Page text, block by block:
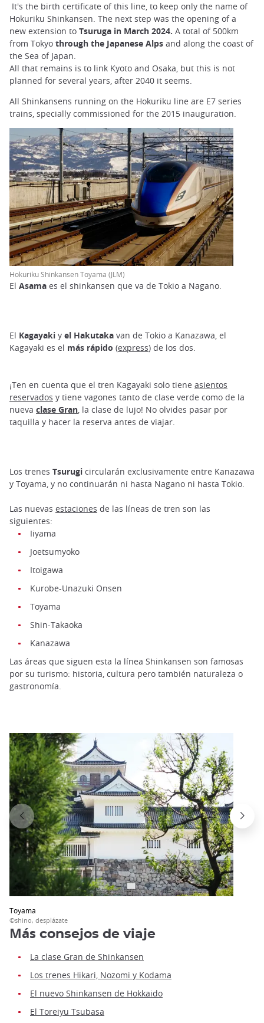
It's the birth certificate of this line, to keep only the name of
Hokuriku Shinkansen. The next step was the opening of a
new extension to Tsuruga in March 2024. A total of 500km
from Tokyo through the Japanese Alps and along the coast of
the Sea of Japan.
All that remains is to link Kyoto and Osaka, but this is not
planned for several years, after 2040 it seems.
All Shinkansens running on the Hokuriku line are E7 series
trains, specially commissioned for the 2015 inauguration.
Hokuriku Shinkansen Toyama (JLM)
El Asama es el shinkansen que va de Tokio a Nagano.
El Kagayaki y el Hakutaka van de Tokio a Kanazawa, el
Kagayaki es el más rápido (express) de los dos.
¡Ten en cuenta que el tren Kagayaki solo tiene asientos
reservados y tiene vagones tanto de clase verde como de la
nueva clase Gran , la clase de lujo! No olvides pasar por
taquilla y hacer la reserva antes de viajar.
Los trenes Tsurugi circularán exclusivamente entre Kanazawa
y Toyama, y no continuarán ni hasta Nagano ni hasta Tokio.
Las nuevas estaciones de las líneas de tren son las
siguientes:
Iiyama
Joetsumyoko
Itoigawa
Kurobe-Unazuki Onsen
Toyama
Shin-Takaoka
Kanazawa
Las áreas que siguen esta la línea Shinkansen son famosas
por su turismo: historia, cultura pero también naturaleza o
gastronomía.
Toyama
©shino, desplázate
Más consejos de viaje
La clase Gran de Shinkansen
Los trenes Hikari, Nozomi y Kodama
El nuevo Shinkansen de Hokkaido
El Toreiyu Tsubasa